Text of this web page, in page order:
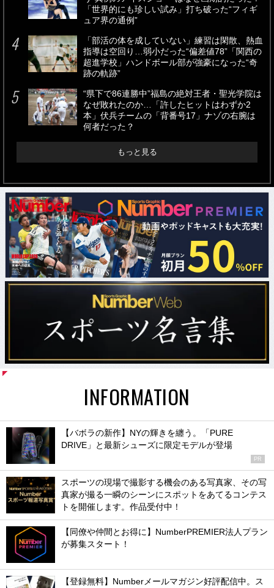
「世界的にも珍しい試み」打ち破った“フィギ
ュア界の通例”
「部活の体を成していない」練習は閑散、熱血
指導は空回り…弱小だった“偏差値78”「関西の
超進学校」ハンドボール部が強豪になった“奇
跡の軌跡”
“県下で86連勝中”福島の絶対王者・聖光学院は
なぜ敗れたのか…「許したヒットはわずか2
本」伏兵チームの「背番号17」ナゾの右腕は
何者だった？
もっと見る
INFORMATION
【バボラの新作】NYの輝きを纏う。「PURE
DRIVE」と最新シューズに限定モデルが登場
PR
スポーツの現場で撮影する機会のある写真家、その写
真家が撮る一瞬のシーンにスポットをあてるコンテス
トを開催します。作品受付中！
【同僚や仲間とお得に】NumberPREMIER法人プラン
が募集スタート！
【登録無料】Numberメールマガジン好評配信中。ス